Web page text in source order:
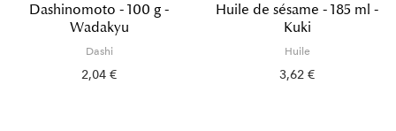
Dashinomoto - 100 g -
Wadakyu
Dashi
2,04 €
Huile de sésame - 185 ml -
Kuki
Huile
3,62 €